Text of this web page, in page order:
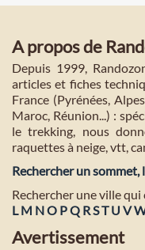
A propos de
Depuis 1999,
articles et fiches
France (Pyrénées,
Maroc, Réunion...) :
le trekking, nous
raquettes à neige, vtt,
Rechercher un sommet,
Rechercher une ville qui
L M NO PQ RST U V
Avertissement